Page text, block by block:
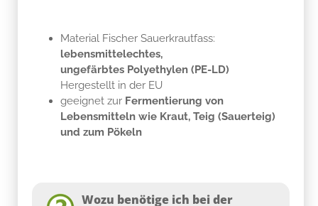
Material Fischer Sauerkrautfass:
lebensmittelechtes,
ungefärbtes Polyethylen (PE-LD)
Hergestellt in der EU
geeignet zur Fermentierung von
Lebensmitteln wie Kraut, Teig (Sauerteig)
und zum Pökeln
Wozu benötige ich bei der